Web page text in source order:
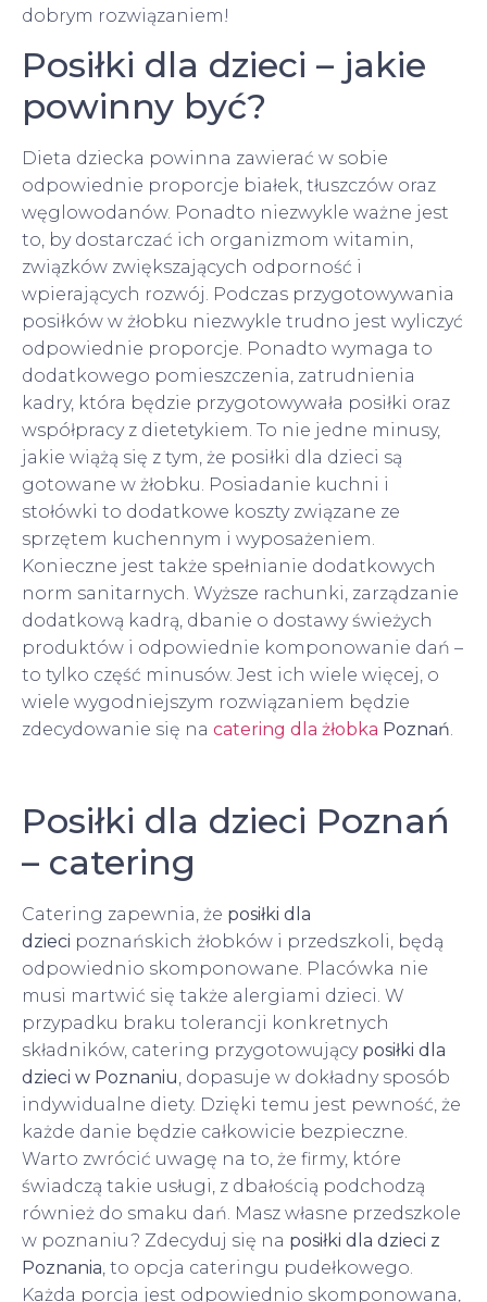
dobrym rozwiązaniem!
Posiłki dla dzieci – jakie
powinny być?
Dieta dziecka powinna zawierać w sobie
odpowiednie proporcje białek, tłuszczów oraz
węglowodanów. Ponadto niezwykle ważne jest
to, by dostarczać ich organizmom witamin,
związków zwiększających odporność i
wpierających rozwój. Podczas przygotowywania
posiłków w żłobku niezwykle trudno jest wyliczyć
odpowiednie proporcje. Ponadto wymaga to
dodatkowego pomieszczenia, zatrudnienia
kadry, która będzie przygotowywała posiłki oraz
współpracy z dietetykiem. To nie jedne minusy,
jakie wiążą się z tym, że posiłki dla dzieci są
gotowane w żłobku. Posiadanie kuchni i
stołówki to dodatkowe koszty związane ze
sprzętem kuchennym i wyposażeniem.
Konieczne jest także spełnianie dodatkowych
norm sanitarnych. Wyższe rachunki, zarządzanie
dodatkową kadrą, dbanie o dostawy świeżych
produktów i odpowiednie komponowanie dań –
to tylko część minusów. Jest ich wiele więcej, o
wiele wygodniejszym rozwiązaniem będzie
zdecydowanie się na catering dla żłobka Poznań.
Posiłki dla dzieci Poznań
– catering
Catering zapewnia, że posiłki dla
dzieci poznańskich żłobków i przedszkoli, będą
odpowiednio skomponowane. Placówka nie
musi martwić się także alergiami dzieci. W
przypadku braku tolerancji konkretnych
składników, catering przygotowujący posiłki dla
dzieci w Poznaniu , dopasuje w dokładny sposób
indywidualne diety. Dzięki temu jest pewność, że
każde danie będzie całkowicie bezpieczne.
Warto zwrócić uwagę na to, że firmy, które
świadczą takie usługi, z dbałością podchodzą
również do smaku dań. Masz własne przedszkole
w poznaniu? Zdecyduj się na posiłki dla dzieci z
Poznania , to opcja cateringu pudełkowego.
Każda porcja jest odpowiednio skomponowana,